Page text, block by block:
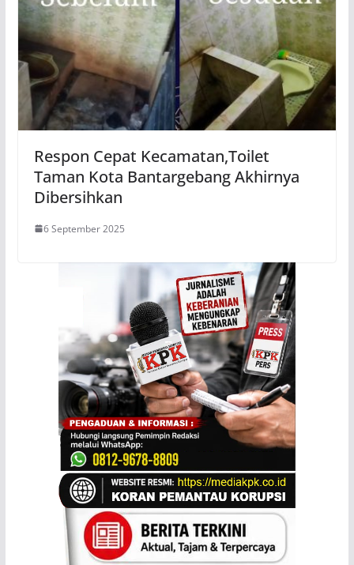
Respon Cepat Kecamatan,Toilet
Taman Kota Bantargebang Akhirnya
Dibersihkan
6 September 2025